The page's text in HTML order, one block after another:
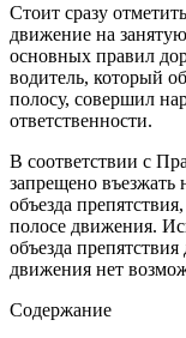
Стоит сразу
движение на
основных правил
водитель, который
полосу, совершил
ответственности.
В соответствии с
запрещено въезжать
объезда
полосе движения.
объезда препятствия
движения нет
Содержание